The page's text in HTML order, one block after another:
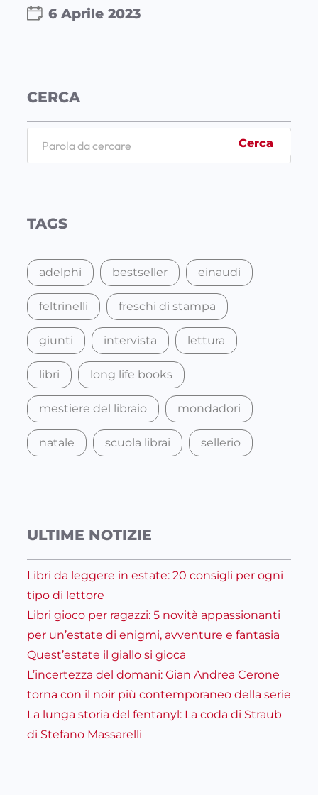
6 Aprile 2023
CERCA
c
Cerca
TAGS
adelphi bestseller einaudi
feltrinelli freschi di stampa
giunti intervista lettura
libri long life books
mestiere del libraio mondadori
natale scuola librai sellerio
ULTIME NOTIZIE
Libri da leggere in estate: 20 consigli per ogni
tipo di lettore
Libri gioco per ragazzi: 5 novità appassionanti
per un’estate di enigmi, avventure e fantasia
Quest’estate il giallo si gioca
L’incertezza del domani: Gian Andrea Cerone
torna con il noir più contemporaneo della serie
La lunga storia del fentanyl: La coda di Straub
di Stefano Massarelli